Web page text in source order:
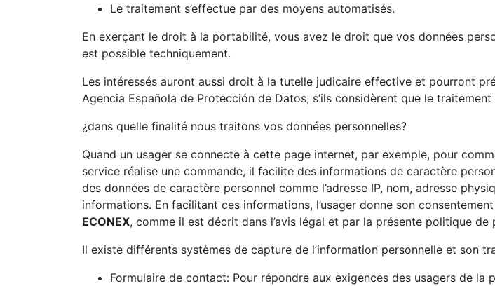
Le traitement s’effectue par des moyens automatisés.
En exerçant le droit à la portabilité, vous avez le droit que vos données
est possible techniquement.
Les intéressés auront aussi droit à la tutelle judicaire effective et pourront
Agencia Española de Protección de Datos, s’ils considèrent que le
¿dans quelle finalité nous traitons vos données personnelles?
Quand un usager se connecte à cette page internet, par exemple, pour
service réalise une commande, il facilite des informations de caractère
des données de caractère personnel comme l’adresse IP, nom, adresse
informations. En facilitant ces informations, l’usager donne son
ECONEX, comme il est décrit dans l’avis légal et par la présente politique de
Il existe différents systèmes de capture de l’information personnelle et son
Formulaire de contact: Pour répondre aux exigences des usagers de